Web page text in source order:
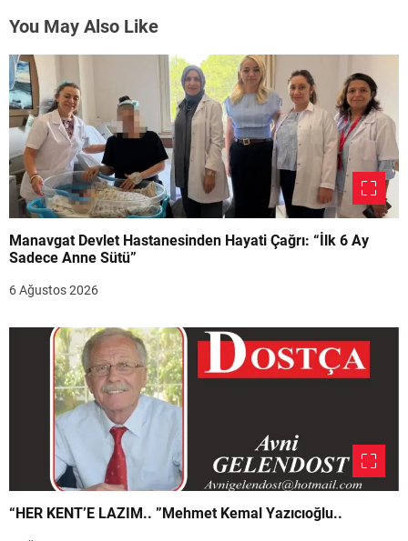
You May Also Like
Manavgat Devlet Hastanesinden Hayati Çağrı: “İlk 6 Ay
Sadece Anne Sütü”
6 Ağustos 2026
“HER KENT’E LAZIM.. ”Mehmet Kemal Yazıcıoğlu..